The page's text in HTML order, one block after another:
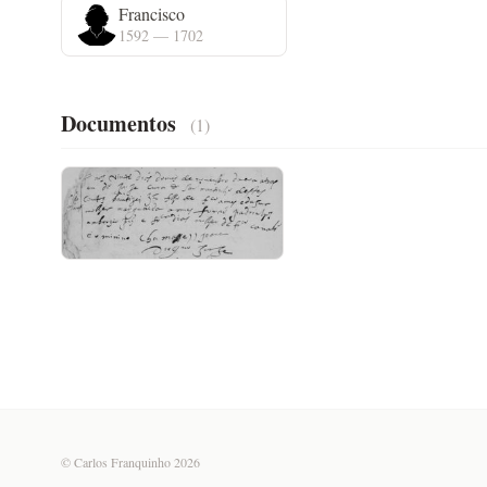
Francisco
1592 — 1702
Documentos (1)
© Carlos Franquinho 2026